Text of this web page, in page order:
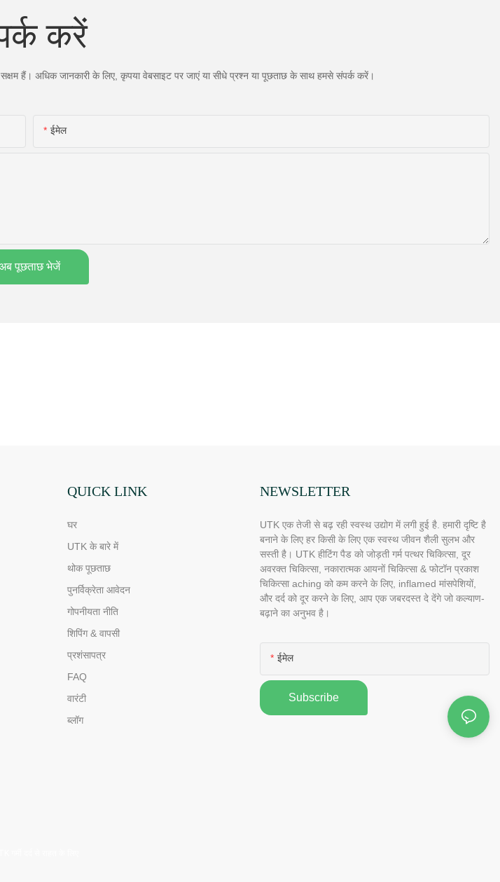
करें
हैं। अधिक जानकारी के लिए, कृपया वेबसाइट पर जाएं या सीधे प्रश्न या पूछताछ के साथ हमसे संपर्क करें।
ईमेल
पूछताछ भेजें
QUICK LINK
घर
UTK के बारे में
थोक पूछताछ
पुनर्विक्रेता आवेदन
गोपनीयता नीति
शिपिंग & वापसी
प्रशंसापत्र
FAQ
वारंटी
ब्लॉग
NEWSLETTER
UTK एक तेजी से बढ़ रही स्वस्थ उद्योग में लगी हुई है. हमारी दृष्टि है
बनाने के लिए हर किसी के लिए एक स्वस्थ जीवन शैली सुलभ और
सस्ती है। UTK हीटिंग पैड को जोड़ती गर्म पत्थर चिकित्सा, दूर
अवरक्त चिकित्सा, नकारात्मक आयनों चिकित्सा & फोटॉन प्रकाश
चिकित्सा aching को कम करने के लिए, inflamed मांसपेशियों,
और दर्द को दूर करने के लिए, आप एक जबरदस्त दे देंगे जो कल्याण-
बढ़ाने का अनुभव है।
ईमेल
Subscribe